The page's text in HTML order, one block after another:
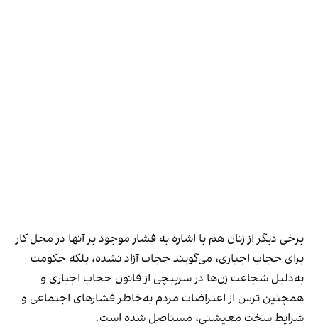
برخی دیگر از زنان هم با اشاره به فشار موجود بر آنها در محل کار
برای حجاب اجباری، می‌گویند حجاب آزاد نشده، بلکه حکومت
به‌دلیل شجاعت زن‌ها در سرپیچی از قانون حجاب اجباری و
همچنین ترس از اعتراضات مردم به‌خاطر فشارهای اجتماعی و
شرایط سخت معیشتی، مستاصل شده است.